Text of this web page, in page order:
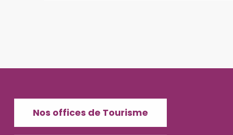
Nos offices de Tourisme